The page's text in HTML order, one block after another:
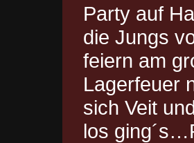
Party auf
die Jungs
feiern am
Lagerfeuer
sich Veit
los